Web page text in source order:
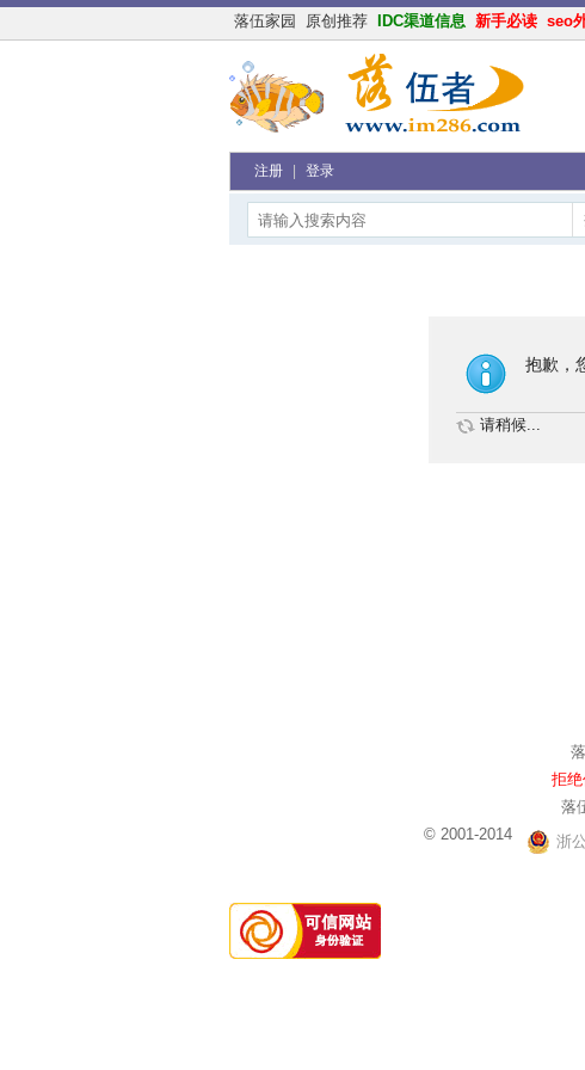
落伍家园 原创推荐 IDC渠道信息 新手必读 seo
注册 登录
抱歉，
请稍候...
拒
落
© 2001-2014
浙